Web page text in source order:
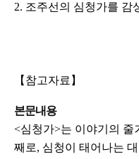
2. 조주선의 심청가를 감
【참고자료】
본문내용
<심청가>는 이야기의 줄
째로, 심청이 태어나는